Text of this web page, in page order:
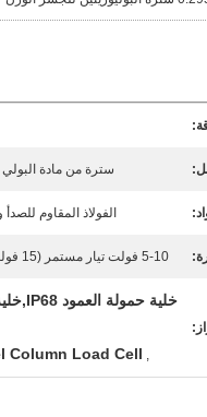
سترة من مادة البولي
الفولاذ المقاوم
5-10 فولت تيار مستمر (15 فولت كحد أقصى)
,
Column Load Cell